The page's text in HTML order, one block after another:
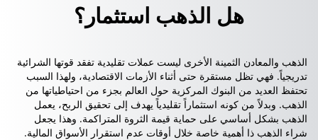
هل الذهب استثمار؟
الذهب والمعادن الثمينة الأخرى ليست عملات تقليدية تفقد قوتها الشرائية
تدريجياً. فهي تظل مستقرة حتى أثناء الأزمات الاقتصادية، ولهذا السبب
تحتفظ العديد من البنوك المركزية حول العالم بجزء من احتياطياتها من
الذهب. وبدلاً من كونه استثماراً تقليدياً يهدف إلى تحقيق الربح، يعمل
الذهب بشكل أساسي على حماية قيمة الثروة المتراكمة. وهذا يجعل
شراء الذهب ذا أهمية خاصة خلال أوقات عدم استقرار الأسواق المالية.